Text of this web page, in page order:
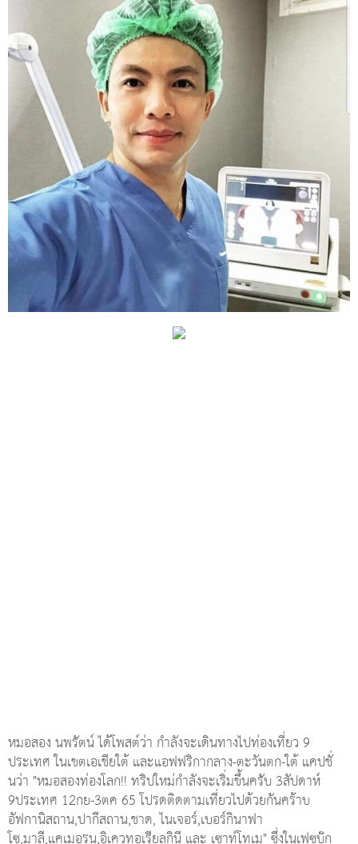
หมอสอง นพรัตน์ ได้โพสต์ว่า กำลังจะเดินทางไปท่องเที่ยว 9
ประเทศ ในเขตเอเชียใต้ และแอฟฟริกากลาง-ตะวันตก-ใต้ แคปชั่
นว่า "หมอสองท่องโลก!! ทริปใหม่กำลังจะเริ่มขึ้นครับ 3สัปดาห์
9ประเทศ 12กย-3ตค 65 โปรดติดตามเที่ยวไปด้วยกันคร้าบ
อัฟกานิสถาน,ปากีสถาน,ชาด, ไนเจอร์,เบอร์กินาฟา